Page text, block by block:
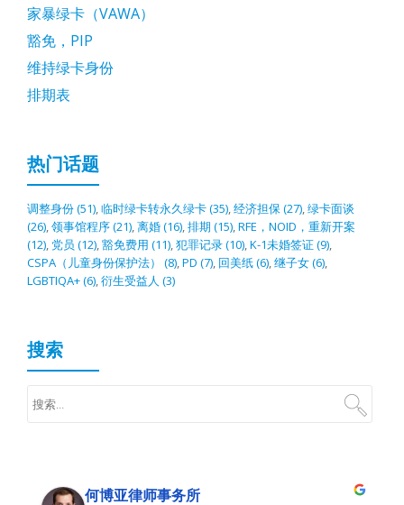
家暴绿卡（VAWA）
豁免，PIP
维持绿卡身份
排期表
热门话题
调整身份(51),临时绿卡转永久绿卡(35),经济担保(27),绿卡面谈
(26),领事馆程序(21),离婚(16),排期 (15),RFE，NOID，重新开案
(12), 党员 (12),豁免费用 (11),犯罪记录(10),K-1未婚签证(9),
CSPA（儿童身份保护法）
(8),PD (7), 回美纸(6),继子女(6),
LGBTIQA+(6),衍生受益人 (3)
搜索
何博亚律师事务所